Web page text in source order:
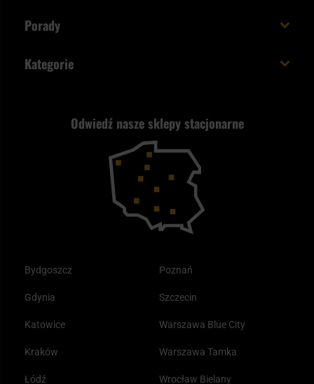
Status zamówienia
Wysyłka za granicę
Reklamacje i gwarancja
Unboxing Militaria.pl
Logowanie
Odwiedź nasze sklepy stacjonarne
Bydgoszcz
Gdynia
Katowice
Kraków
Łódź
Poznań
Szczecin
Warszawa Blue City
Warszawa Tamka
Wrocław Bielany
Polityka prywatności
Kupony i kody rabatowe
Porady
Plecak ewakuacyjny preppersa
Kategorie
Samoobrona